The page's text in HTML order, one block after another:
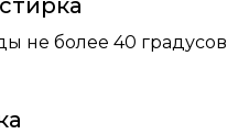
не более 40 градусов